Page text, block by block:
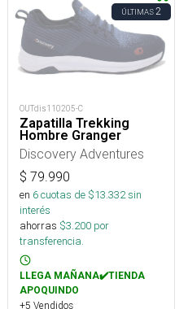
ÚLTIMAS2
OUTdis110205-C
Zapatilla Trekking
Hombre Granger
Discovery Adventures
$ 79.990
en 6cuotas de $13.332sin
interés
ahorras $3.200 por
transferencia.
LLEGA MAÑANA✔️TIENDA
APOQUINDO
+5 Vendidos